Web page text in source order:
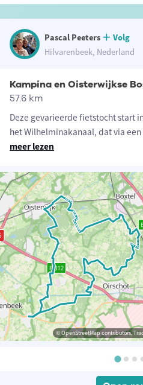
Pascal Peeters
Volg
Hilvarenbeek, Nederland
Kampina en Oisterwijkse
57.6 km
Deze gevarieerde fietstocht start
het Wilhelminakanaal, dat via
meer lezen
© OpenStreetMap contributors,